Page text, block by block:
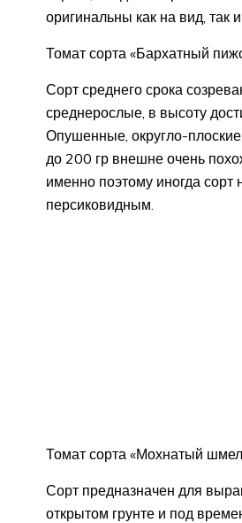
оригинальны как на вид, так и
Томат сорта «Бархатный
Сорт среднего срока
среднерослые, в высоту
Опушенные, округло-
до 200 гр внешне очень
именно поэтому иногда сорт
персиковидным.
Томат сорта «Мохнатый
Сорт предназначен для
открытом грунте и под